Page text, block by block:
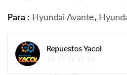
Para : Hyundai Avante,
Repuestos Yacol